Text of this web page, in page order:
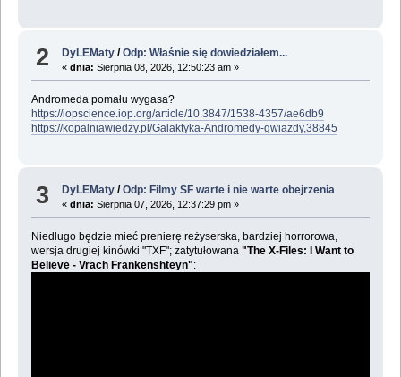
2 DyLEMaty /Odp: Właśnie się dowiedziałem...
«dnia: Sierpnia 08, 2026, 12:50:23 am »
Andromeda pomału wygasa?
https://iopscience.iop.org/article/10.3847/1538-4357/ae6db9
https://kopalniawiedzy.pl/Galaktyka-Andromedy-gwiazdy,38845
3 DyLEMaty /Odp: Filmy SF warte i nie warte obejrzenia
«dnia: Sierpnia 07, 2026, 12:37:29 pm »
Niedługo będzie mieć prenierę reżyserska, bardziej horrorowa,
wersja drugiej kinówki "TXF"; zatytułowana "The X-Files: I Want to
Believe - Vrach Frankenshteyn":